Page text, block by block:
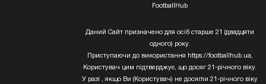
FootballHub
Даний Сайт призначено для осіб старше 21 (двадцяти
одного) року.
Приступаючи до використання https://footballhub.ua,
Користувач цим підтверджує, що досяг 21-річного віку.
У разі , якщо Ви (Користувач) не досягли 21-річного віку